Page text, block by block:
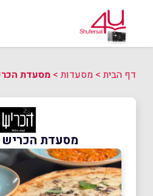
דף הבית> מסעדות> מסעדת
מסעדת הכריש